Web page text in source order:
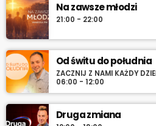
Na zawsze młodzi
21:00 - 22:00
Od świtu do południa
ZACZNIJ Z NAMI KAŻDY
06:00 - 12:00
Druga zmiana